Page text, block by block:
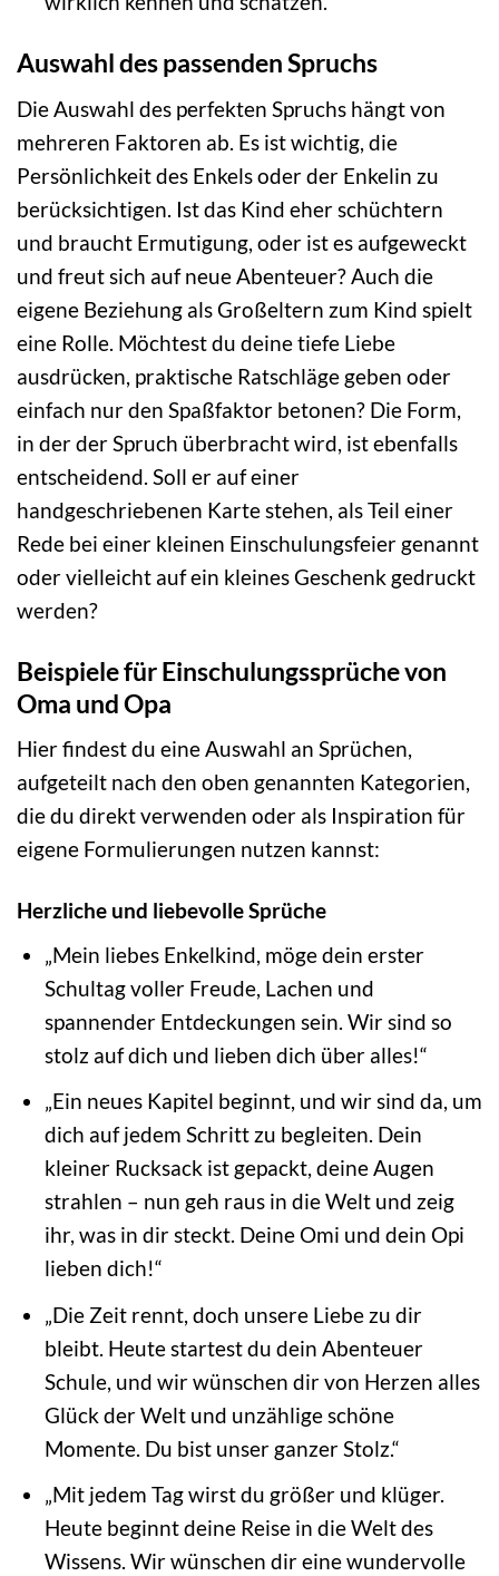
Auswahl des passenden Spruchs
Die Auswahl des perfekten Spruchs hängt von
mehreren Faktoren ab. Es ist wichtig, die
Persönlichkeit des Enkels oder der Enkelin zu
berücksichtigen. Ist das Kind eher schüchtern
und braucht Ermutigung, oder ist es aufgeweckt
und freut sich auf neue Abenteuer? Auch die
eigene Beziehung als Großeltern zum Kind spielt
eine Rolle. Möchtest du deine tiefe Liebe
ausdrücken, praktische Ratschläge geben oder
einfach nur den Spaßfaktor betonen? Die Form,
in der der Spruch überbracht wird, ist ebenfalls
entscheidend. Soll er auf einer
handgeschriebenen Karte stehen, als Teil einer
Rede bei einer kleinen Einschulungsfeier genannt
oder vielleicht auf ein kleines Geschenk gedruckt
werden?
Beispiele für Einschulungssprüche von
Oma und Opa
Hier findest du eine Auswahl an Sprüchen,
aufgeteilt nach den oben genannten Kategorien,
die du direkt verwenden oder als Inspiration für
eigene Formulierungen nutzen kannst:
Herzliche und liebevolle Sprüche
„Mein liebes Enkelkind, möge dein erster
Schultag voller Freude, Lachen und
spannender Entdeckungen sein. Wir sind so
stolz auf dich und lieben dich über alles!“
„Ein neues Kapitel beginnt, und wir sind da, um
dich auf jedem Schritt zu begleiten. Dein
kleiner Rucksack ist gepackt, deine Augen
strahlen – nun geh raus in die Welt und zeig
ihr, was in dir steckt. Deine Omi und dein Opi
lieben dich!“
„Die Zeit rennt, doch unsere Liebe zu dir
bleibt. Heute startest du dein Abenteuer
Schule, und wir wünschen dir von Herzen alles
Glück der Welt und unzählige schöne
Momente. Du bist unser ganzer Stolz.“
„Mit jedem Tag wirst du größer und klüger.
Heute beginnt deine Reise in die Welt des
Wissens. Wir wünschen dir eine wundervolle